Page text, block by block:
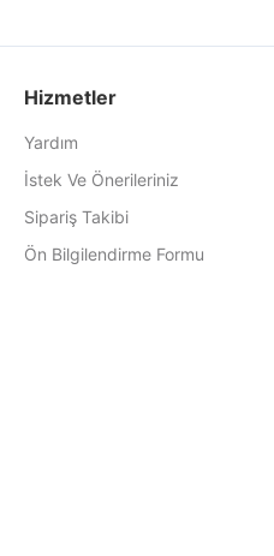
Hizmetler
Yardım
İstek Ve Önerileriniz
Sipariş Takibi
Ön Bilgilendirme Formu